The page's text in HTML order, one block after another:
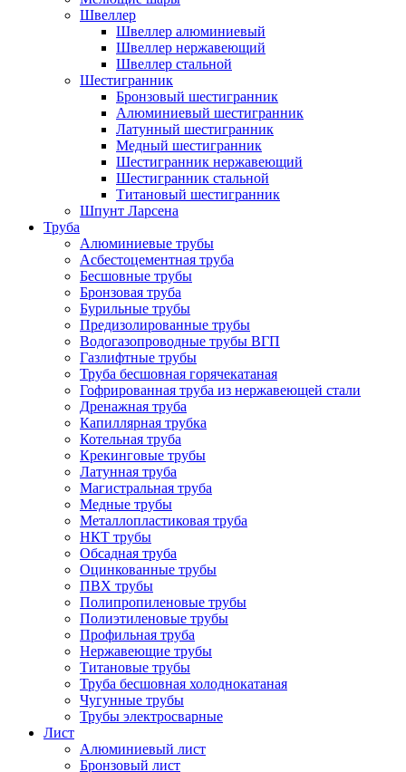
Швеллер
Швеллер алюминиевый
Швеллер нержавеющий
Швеллер стальной
Шестигранник
Бронзовый шестигранник
Алюминиевый шестигранник
Латунный шестигранник
Медный шестигранник
Шестигранник нержавеющий
Шестигранник стальной
Титановый шестигранник
Шпунт Ларсена
Труба
Алюминиевые трубы
Асбестоцементная труба
Бесшовные трубы
Бронзовая труба
Бурильные трубы
Предизолированные трубы
Водогазопроводные трубы ВГП
Газлифтные трубы
Труба бесшовная горячекатаная
Гофрированная труба из нержавеющей стали
Дренажная труба
Капиллярная трубка
Котельная труба
Крекинговые трубы
Латунная труба
Магистральная труба
Медные трубы
Металлопластиковая труба
НКТ трубы
Обсадная труба
Оцинкованные трубы
ПВХ трубы
Полипропиленовые трубы
Полиэтиленовые трубы
Профильная труба
Нержавеющие трубы
Титановые трубы
Труба бесшовная холоднокатаная
Чугунные трубы
Трубы электросварные
Лист
Алюминиевый лист
Бронзовый лист